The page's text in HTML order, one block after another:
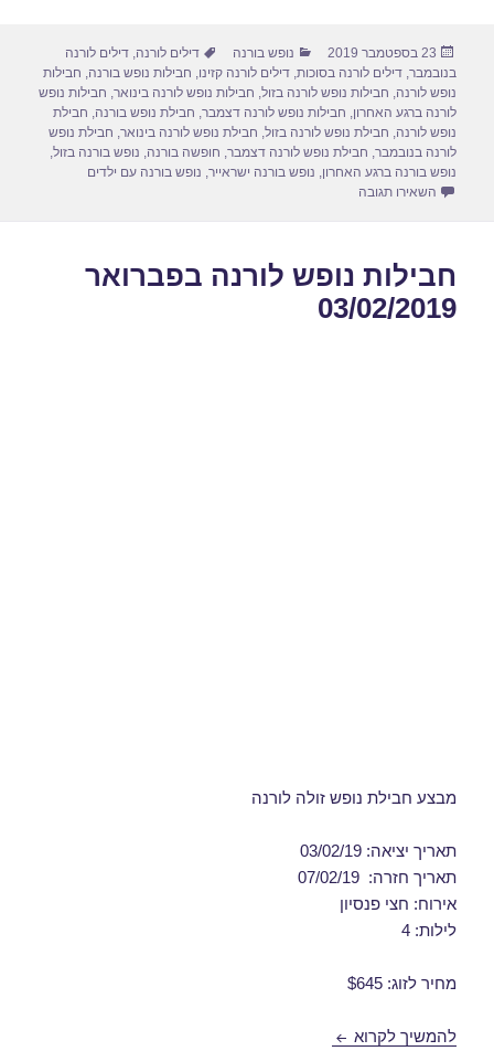
e
b
o
o
k
o
d
o
n
e
פורסם
בתאריך
23 בספטמבר 2019 קטגוריות
נופש בורנה תגיות
דילים לורנה,דילים לורנה
בנובמבר,דילים לורנה בסוכות,דילים לורנה קזינו, חבילות נופש בורנה, חבילות
נופש לורנה, חבילות נופש לורנה בזול, חבילות נופש לורנה בינואר, חבילות נופש
לורנה ברגע האחרון, חבילות נופש לורנה דצמבר, חבילת נופש בורנה, חבילת
נופש לורנה, חבילת נופש לורנה בזול, חבילת נופש לורנה בינואר, חבילת נופש
לורנה בנובמבר, חבילת נופש לורנה דצמבר, חופשה בורנה, נופש בורנה בזול,
נופש בורנה ברגע האחרון, נופש בורנה ישראייר, נופש בורנה עם ילדים
השאירו תגובה
חבילות נופש לורנה בפברואר
03/02/2019
מבצע חבילת נופש זולה לורנה
תאריך יציאה: 03/02/19
תאריך חזרה: 07/02/19
אירוח: חצי פנסיון
לילות: 4
מחיר לזוג: $645
להמשיך לקרוא חבילות נופש לורנה בפברואר 03/02/2019